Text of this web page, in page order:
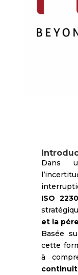
Dans
ISO
et la
Basée
cette
à